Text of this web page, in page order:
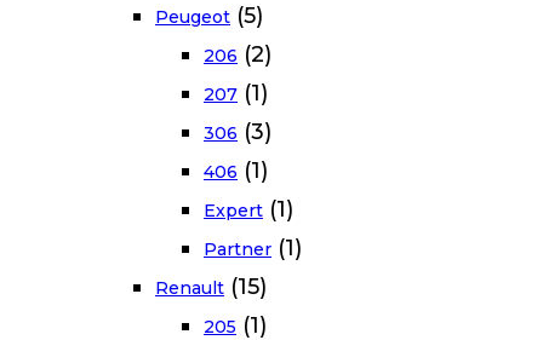
Peugeot (5)
206 (2)
207 (1)
306 (3)
406 (1)
Expert (1)
Partner (1)
Renault (15)
205 (1)